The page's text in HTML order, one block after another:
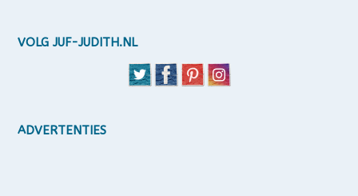
VOLG JUF-JUDITH.NL
ADVERTENTIES